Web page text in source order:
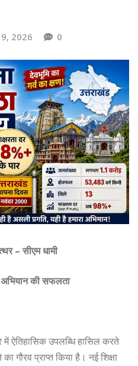
9, 2026 0
– सीएम धामी
अभियान की सफलता
में ऐतिहासिक उपलब्धि हासिल करते
गौरव प्राप्त किया है। नई शिक्षा